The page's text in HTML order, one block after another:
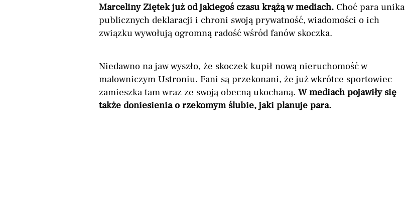
Marceliny Ziętek już od jakiegoś czasu krążą w mediach. Choć para unika
publicznych deklaracji i chroni swoją prywatność, wiadomości o ich
związku wywołują ogromną radość wśród fanów skoczka.
Niedawno na jaw wyszło, że skoczek kupił nową nieruchomość w
malowniczym Ustroniu. Fani są przekonani, że już wkrótce sportowiec
zamieszka tam wraz ze swoją obecną ukochaną. W mediach pojawiły się
także doniesienia o rzekomym ślubie, jaki planuje para.